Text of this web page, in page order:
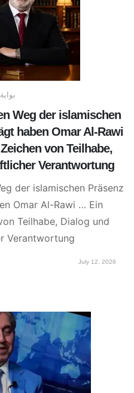
Weg der islamischen
haben Omar Al-Rawi
von Teilhabe,
Verantwortung
der islamischen Präsenz
Omar Al-Rawi … Ein
Teilhabe, Dialog und
Verantwortung
July 12, 2026